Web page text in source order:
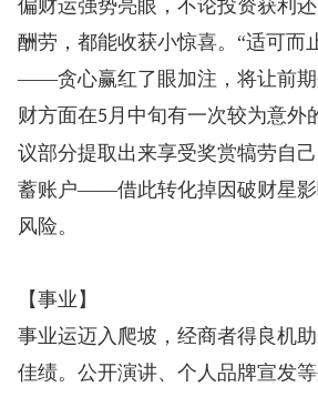
偏财运强势亮眼，不论投资获利
酬劳，都能收获小惊喜。“适可而
——贪心赢红了眼加注，将让前期
财方面在5 月中旬有一次较为意外
议部分提取出来享受奖赏犒劳自
蓄账户——借此转化掉因破财星影
风险。
【事业】
事业运迈入爬坡，经商者得良机
佳绩。公开演讲、个人品牌宣发